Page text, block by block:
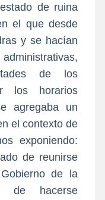
de ruina
el que desde
y se hacían
de los
los horarios
agregaba un
el contexto de
exponiendo:
de reunirse
de la
de hacerse